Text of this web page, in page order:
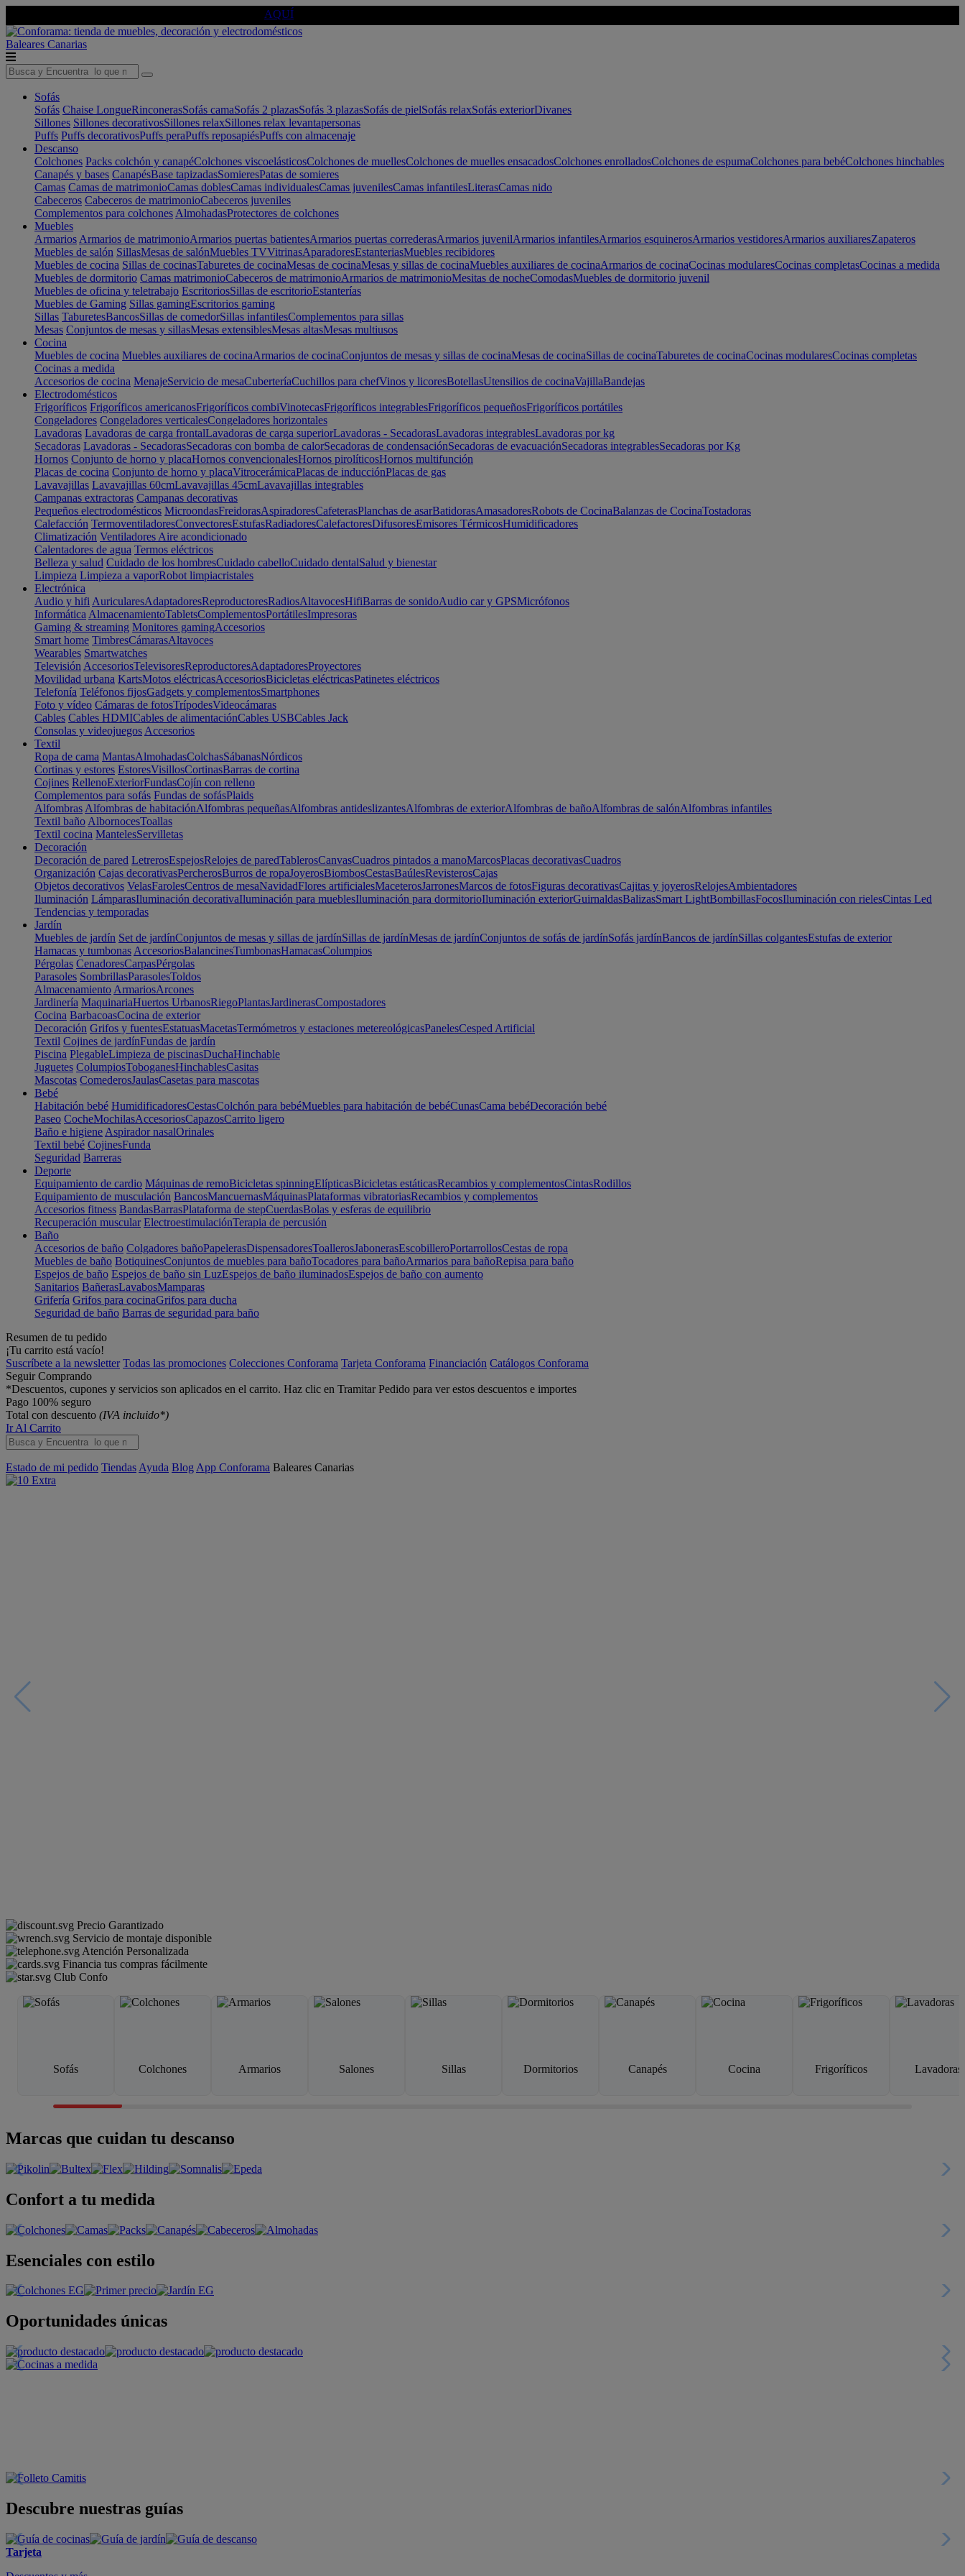
AQUÍ
Baleares Canarias
Sofás
Sofás Chaise LongueRinconerasSofás camaSofás 2 plazasSofás 3 plazasSofás de pielSofás relaxSofás exteriorDivanes
Sillones Sillones decorativosSillones relaxSillones relax levantapersonas
Puffs Puffs decorativosPuffs peraPuffs reposapiésPuffs con almacenaje
Descanso
Colchones Packs colchón y canapéColchones viscoelásticosColchones de muellesColchones de muelles ensacadosColchones enrolladosColchones de espumaColchones para bebéColchones hinchables
Canapés y bases CanapésBase tapizadasSomieresPatas de somieres
Camas Camas de matrimonioCamas doblesCamas individualesCamas juvenilesCamas infantilesLiterasCamas nido
Cabeceros Cabeceros de matrimonioCabeceros juveniles
Complementos para colchones AlmohadasProtectores de colchones
Muebles
Armarios Armarios de matrimonioArmarios puertas batientesArmarios puertas correderasArmarios juvenilArmarios infantilesArmarios esquinerosArmarios vestidoresArmarios auxiliaresZapateros
Muebles de salón SillasMesas de salónMuebles TVVitrinasAparadoresEstanteriasMuebles recibidores
Muebles de cocina Sillas de cocinasTaburetes de cocinaMesas de cocinaMesas y sillas de cocinaMuebles auxiliares de cocinaArmarios de cocinaCocinas modularesCocinas completasCocinas a medida
Muebles de dormitorio Camas matrimonioCabeceros de matrimonioArmarios de matrimonioMesitas de nocheComodasMuebles de dormitorio juvenil
Muebles de oficina y teletrabajo EscritoriosSillas de escritorioEstanterías
Muebles de Gaming Sillas gamingEscritorios gaming
Sillas TaburetesBancosSillas de comedorSillas infantilesComplementos para sillas
Mesas Conjuntos de mesas y sillasMesas extensiblesMesas altasMesas multiusos
Cocina
Muebles de cocina Muebles auxiliares de cocinaArmarios de cocinaConjuntos de mesas y sillas de cocinaMesas de cocinaSillas de cocinaTaburetes de cocinaCocinas modularesCocinas completas
Cocinas a medida
Accesorios de cocina MenajeServicio de mesaCuberteríaCuchillos para chefVinos y licoresBotellasUtensilios de cocinaVajillaBandejas
Electrodomésticos
Frigoríficos Frigoríficos americanosFrigoríficos combiVinotecasFrigoríficos integrablesFrigoríficos pequeñosFrigoríficos portátiles
Congeladores Congeladores verticalesCongeladores horizontales
Lavadoras Lavadoras de carga frontalLavadoras de carga superiorLavadoras - SecadorasLavadoras integrablesLavadoras por kg
Secadoras Lavadoras - SecadorasSecadoras con bomba de calorSecadoras de condensaciónSecadoras de evacuaciónSecadoras integrablesSecadoras por Kg
Hornos Conjunto de horno y placaHornos convencionalesHornos pirolíticosHornos multifunción
Placas de cocina Conjunto de horno y placaVitrocerámicaPlacas de inducciónPlacas de gas
Lavavajillas Lavavajillas 60cmLavavajillas 45cmLavavajillas integrables
Campanas extractoras Campanas decorativas
Pequeños electrodomésticos MicroondasFreidorasAspiradoresCafeterasPlanchas de asarBatidorasAmasadoresRobots de CocinaBalanzas de CocinaTostadoras
Calefacción TermoventiladoresConvectoresEstufasRadiadoresCalefactoresDifusoresEmisores TérmicosHumidificadores
Climatización Ventiladores Aire acondicionado
Calentadores de agua Termos eléctricos
Belleza y salud Cuidado de los hombresCuidado cabelloCuidado dentalSalud y bienestar
Limpieza Limpieza a vaporRobot limpiacristales
Electrónica
Audio y hifi AuricularesAdaptadoresReproductoresRadiosAltavocesHifiBarras de sonidoAudio car y GPSMicrófonos
Informática AlmacenamientoTabletsComplementosPortátilesImpresoras
Gaming & streaming Monitores gamingAccesorios
Smart home TimbresCámarasAltavoces
Wearables Smartwatches
Televisión AccesoriosTelevisoresReproductoresAdaptadoresProyectores
Movilidad urbana KartsMotos eléctricasAccesoriosBicicletas eléctricasPatinetes eléctricos
Telefonía Teléfonos fijosGadgets y complementosSmartphones
Foto y vídeo Cámaras de fotosTrípodesVideocámaras
Cables Cables HDMICables de alimentaciónCables USBCables Jack
Consolas y videojuegos Accesorios
Textil
Ropa de cama MantasAlmohadasColchasSábanasNórdicos
Cortinas y estores EstoresVisillosCortinasBarras de cortina
Cojines RellenoExteriorFundasCojín con relleno
Complementos para sofás Fundas de sofásPlaids
Alfombras Alfombras de habitaciónAlfombras pequeñasAlfombras antideslizantesAlfombras de exteriorAlfombras de bañoAlfombras de salónAlfombras infantiles
Textil baño AlbornocesToallas
Textil cocina MantelesServilletas
Decoración
Decoración de pared LetrerosEspejosRelojes de paredTablerosCanvasCuadros pintados a manoMarcosPlacas decorativasCuadros
Organización Cajas decorativasPercherosBurros de ropaJoyerosBiombosCestasBaúlesRevisterosCajas
Objetos decorativos VelasFarolesCentros de mesaNavidadFlores artificialesMaceterosJarronesMarcos de fotosFiguras decorativasCajitas y joyerosRelojesAmbientadores
Iluminación LámparasIluminación decorativaIluminación para mueblesIluminación para dormitorioIluminación exteriorGuirnaldasBalizasSmart LightBombillasFocosIluminación con rielesCintas Led
Tendencias y temporadas
Jardín
Muebles de jardín Set de jardínConjuntos de mesas y sillas de jardínSillas de jardínMesas de jardínConjuntos de sofás de jardínSofás jardínBancos de jardínSillas colgantesEstufas de exterior
Hamacas y tumbonas AccesoriosBalancinesTumbonasHamacasColumpios
Pérgolas CenadoresCarpasPérgolas
Parasoles SombrillasParasolesToldos
Almacenamiento ArmariosArcones
Jardinería MaquinariaHuertos UrbanosRiegoPlantasJardinerasCompostadores
Cocina BarbacoasCocina de exterior
Decoración Grifos y fuentesEstatuasMacetasTermómetros y estaciones metereológicasPanelesCesped Artificial
Textil Cojines de jardínFundas de jardín
Piscina PlegableLimpieza de piscinasDuchaHinchable
Juguetes ColumpiosToboganesHinchablesCasitas
Mascotas ComederosJaulasCasetas para mascotas
Bebé
Habitación bebé HumidificadoresCestasColchón para bebéMuebles para habitación de bebéCunasCama bebéDecoración bebé
Paseo CocheMochilasAccesoriosCapazosCarrito ligero
Baño e higiene Aspirador nasalOrinales
Textil bebé CojinesFunda
Seguridad Barreras
Deporte
Equipamiento de cardio Máquinas de remoBicicletas spinningElípticasBicicletas estáticasRecambios y complementosCintasRodillos
Equipamiento de musculación BancosMancuernasMáquinasPlataformas vibratoriasRecambios y complementos
Accesorios fitness BandasBarrasPlataforma de stepCuerdasBolas y esferas de equilibrio
Recuperación muscular ElectroestimulaciónTerapia de percusión
Baño
Accesorios de baño Colgadores bañoPapelerasDispensadoresToallerosJabonerasEscobilleroPortarrollosCestas de ropa
Muebles de baño BotiquinesConjuntos de muebles para bañoTocadores para bañoArmarios para bañoRepisa para baño
Espejos de baño Espejos de baño sin LuzEspejos de baño iluminadosEspejos de baño con aumento
Sanitarios BañerasLavabosMamparas
Grifería Grifos para cocinaGrifos para ducha
Seguridad de baño Barras de seguridad para baño
Resumen de tu pedido
¡Tu carrito está vacío!
Suscríbete a la newsletter Todas las promociones Colecciones Conforama Tarjeta Conforama Financiación Catálogos Conforama
Seguir Comprando
*Descuentos, cupones y servicios son aplicados en el carrito. Haz clic en Tramitar Pedido para ver estos descuentos e importes
Pago 100% seguro
Total con descuento (IVA incluido*)
Ir Al Carrito
Estado de mi pedido Tiendas Ayuda Blog App Conforama Baleares Canarias
Precio Garantizado
Servicio de montaje disponible
Atención Personalizada
Financia tus compras fácilmente
Club Confo
Sofás Colchones Armarios Salones Sillas Dormitorios Canapés Cocina Frigoríficos Lavadoras
Marcas que cuidan tu descanso
Confort a tu medida
Esenciales con estilo
Oportunidades únicas
Descubre nuestras guías
Tarjeta